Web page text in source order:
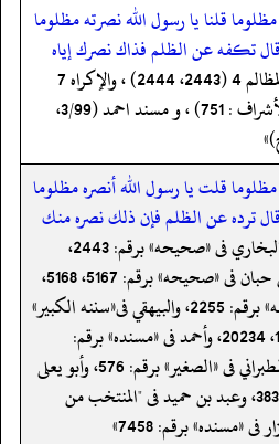
قلنا يا رسول الله نصرته مظلوما
تكفه عن الظلم فذاك نصرك إياه
«صحیح البخاری/المظالم 4 (2443، 2444) ، والإکراہ 7
(6952) ، ( تحفة الأشراف : 751) ، و مسند احمد (3/99،
قلت يا رسول الله أنصره مظلوما
ترده عن الظلم فإن ذلك نصره منك
«صحيح ، وأخرجه البخاري فى «صحيحه» برقم: 2443،
2444، 6952، وابن حبان فى «صحيحه» برقم: 5167، 5168،
والترمذي فى «جامعه» برقم: 2255، والبيهقي فى«سننه الكبير»
برقم: 11626، 11627، 20234، وأحمد فى «مسنده» برقم:
12130، 13280، ، والطبراني فى «الصغير» برقم: 576، وأبو يعلى
فى «مسنده» برقم: 3838، وعبد بن حميد فى "المنتخب من